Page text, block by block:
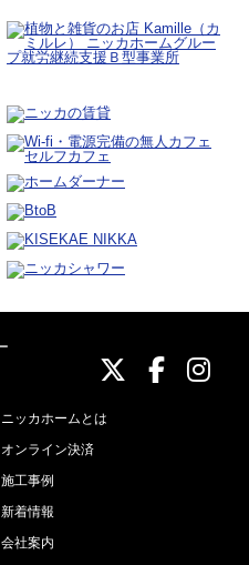
ニッカ
ニッニ
ニッカホームとは
オンライン決済
施工事例
新着情報
会社案内